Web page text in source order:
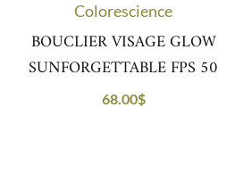
Colorescience
BOUCLIER VISAGE GLOW
SUNFORGETTABLE FPS 50
68.00$